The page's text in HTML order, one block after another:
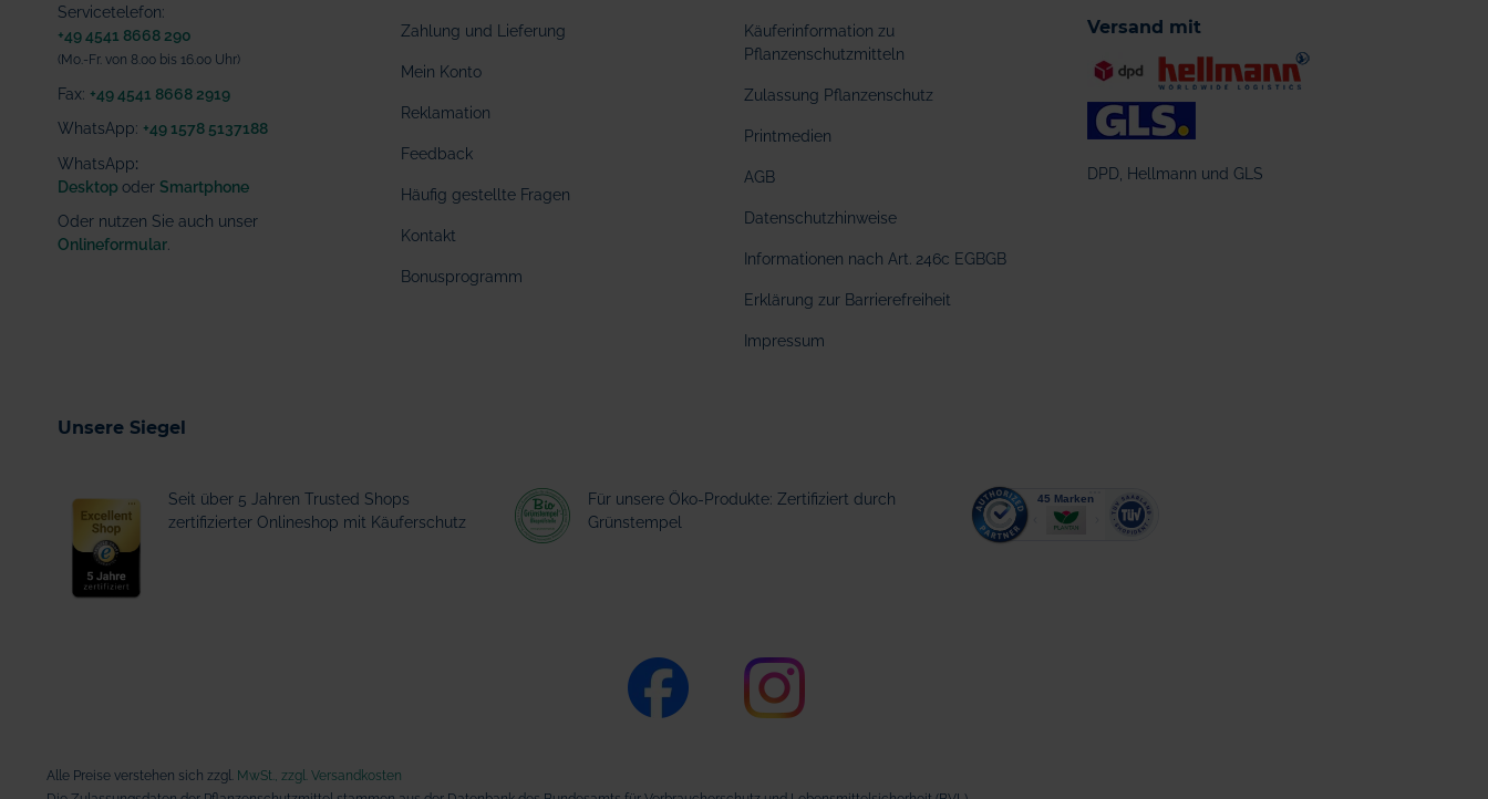
Servicetelefon:
+49 4541 8668 290
(Mo.-Fr. von 8.00 bis 16.00 Uhr)
Fax: +49 4541 8668 2919
WhatsApp: +49 1578 5137188
WhatsApp:
Desktop oder Smartphone
Oder nutzen Sie auch unser
Onlineformular
Zahlung und Lieferung
Mein Konto
Reklamation
Feedback
Häufig gestellte Fragen
Kontakt
Bonusprogramm
Käuferinformation zu
Pflanzenschutzmitteln
Zulassung Pflanzenschutz
Printmedien
AGB
Datenschutzhinweise
Informationen nach Art. 246c EGBGB
Erklärung zur Barrierefreiheit
Impressum
Versand mit
DPD, Hellmann und GLS
Unsere Siegel
Seit über 5 Jahren Trusted Shops
zertifizierter Onlineshop mit Käuferschutz
Für unsere Öko-Produkte: Zertifiziert durch
Grünstempel
Alle Preise verstehen sich zzgl. MwSt., zzgl. Versandkosten